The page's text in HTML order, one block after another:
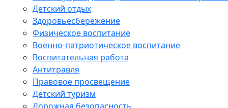
Детский отдых
Здоровьесбережение
Физическое воспитание
Военно-патриотическое воспитание
Воспитательная работа
Антитравля
Правовое просвещение
Детский туризм